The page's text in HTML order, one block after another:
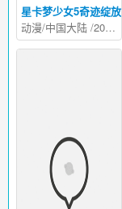
星卡梦少女5奇迹绽放
动漫/中国大陆 /2026